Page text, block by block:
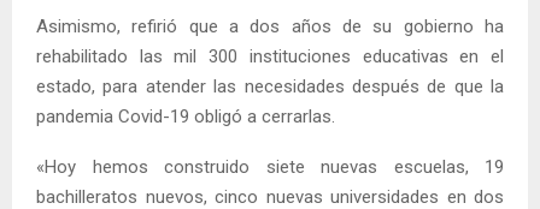
Asimismo, refirió que a dos años de su gobierno ha
rehabilitado las mil 300 instituciones educativas en el
estado, para atender las necesidades después de que la
pandemia Covid-19 obligó a cerrarlas.
«Hoy hemos construido siete nuevas escuelas, 19
bachilleratos nuevos, cinco nuevas universidades en dos